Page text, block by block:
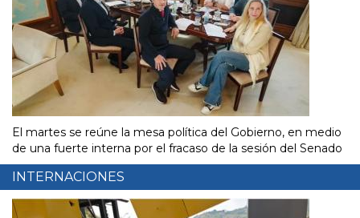
El martes se reúne la mesa política del Gobierno, en medio
de una fuerte interna por el fracaso de la sesión del Senado
INTERNACIONES